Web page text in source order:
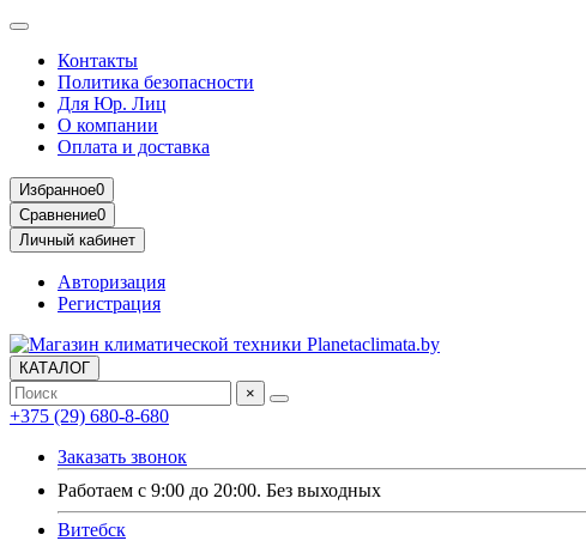
Контакты
Политика безопасности
Для Юр. Лиц
О компании
Оплата и доставка
Избранное0
Сравнение0
Личный кабинет
Авторизация
Регистрация
КАТАЛОГ
×
+375 (29) 680-8-680
Заказать звонок
Работаем с 9:00 до 20:00. Без выходных
Витебск